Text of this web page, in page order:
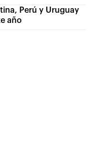
Perú y Uruguay
año